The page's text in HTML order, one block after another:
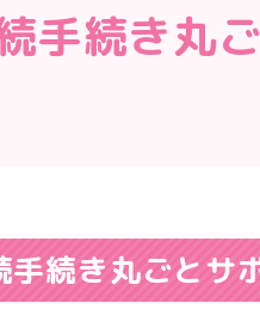
手続き丸
手続き丸ごとサ